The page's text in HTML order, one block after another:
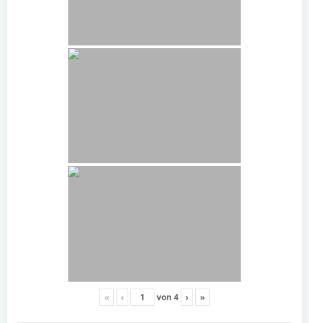
« ‹ von 4 › »